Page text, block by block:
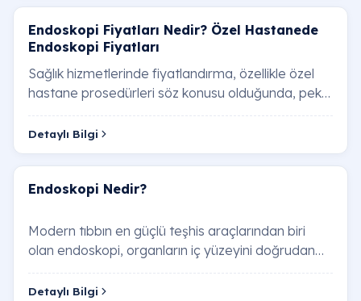
Uyutarak (Anestezili) endoskopi ve
kolonoskopi farkı nedir?
Ankara'da endoskopi randevusu nasıl alınır?
Özel sağlık sigortası veya SGK endoskopi
Endoskopi öncesi kaç saat aç kalmak
Kolonoskopi öncesi diyet ve ilaç kullanımı nasıl
olmalıdır?
Endoskopi Fiyatları Nedir? Özel Hastanede
Endoskopi Fiyatları
Sağlık hizmetlerinde fiyatlandırma, özellikle özel
hastane prosedürleri söz konusu olduğunda, pek
çok farklı deği…
Detaylı Bilgi
Endoskopi Nedir?
Modern tıbbın en güçlü teşhis araçlarından biri
olan endoskopi, organların iç yüzeyini doğrudan
gör…
Detaylı Bilgi